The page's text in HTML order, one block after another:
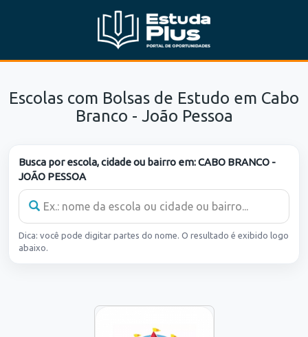
Escolas com Bolsas de Estudo em Cabo
Branco - João Pessoa
Busca por escola, cidade ou bairro em:CABO BRANCO -
JOÃO PESSOA
Dica: você pode digitar partes do nome. O resultado é exibido logo
abaixo.